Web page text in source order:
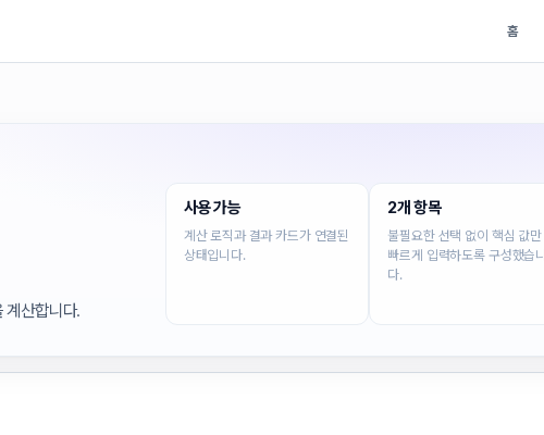
홈
산합니다.
사용 가능
계산 로직과 결과 카드가 연결된
상태입니다.
2개 항목
불필요한 선택 없이 핵심 값만
빠르게 입력하도록 구성했습니
다.